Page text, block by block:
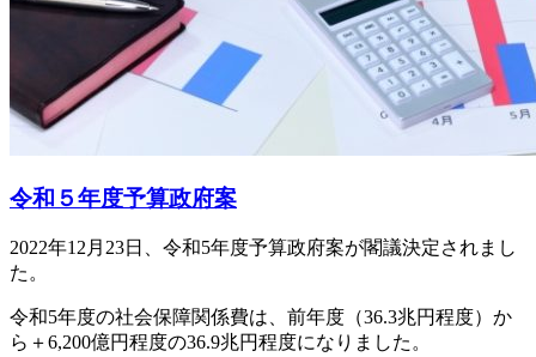
令和５年度予算政府案
2022年12月23日、令和5年度予算政府案が閣議決定されまし
た。
令和5年度の社会保障関係費は、前年度（36.3兆円程度）か
ら＋6,200億円程度の36.9兆円程度になりました。